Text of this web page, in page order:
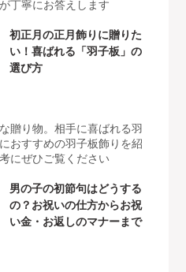
丁寧にお答えします
初正月の正月飾りに贈りた
い！喜ばれる「羽子板」の
選び方
贈り物。相手に喜ばれる羽
おすすめの羽子板飾りを紹
にぜひご覧ください
男の子の初節句はどうする
の？お祝いの仕方からお祝
い金・お返しのマナーまで